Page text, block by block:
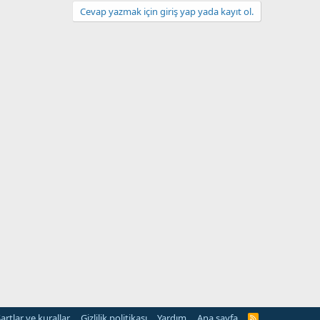
Cevap yazmak için giriş yap yada kayıt ol.
R